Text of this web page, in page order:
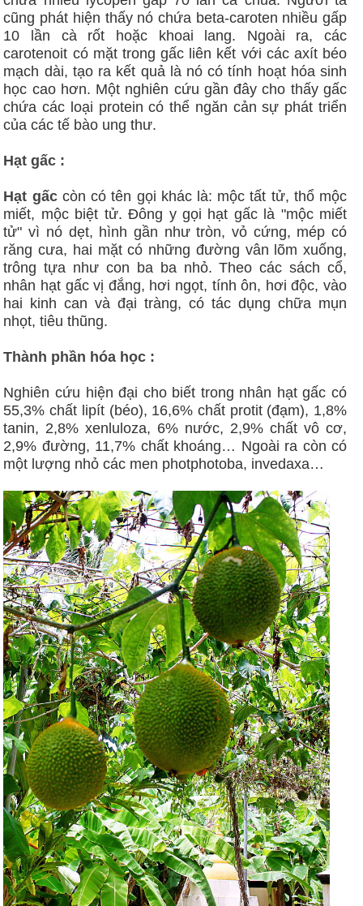
cũng phát hiện thấy nó chứa beta-caroten nhiều gấp
10 lần cà rốt hoặc khoai lang. Ngoài ra, các
carotenoit có mặt trong gấc liên kết với các axít béo
mạch dài, tạo ra kết quả là nó có tính hoạt hóa sinh
học cao hơn. Một nghiên cứu gần đây cho thấy gấc
chứa các loại protein có thể ngăn cản sự phát triển
của các tế bào ung thư.
Hạt gấc :
Hạt gấccòn có tên gọi khác là: mộc tất tử, thổ mộc
miết, mộc biệt tử. Đông y gọi hạt gấc là "mộc miết
tử" vì nó dẹt, hình gần như tròn, vỏ cứng, mép có
răng cưa, hai mặt có những đường vân lõm xuống,
trông tựa như con ba ba nhỏ. Theo các sách cổ,
nhân hạt gấc vị đắng, hơi ngọt, tính ôn, hơi độc, vào
hai kinh can và đại tràng, có tác dụng chữa mụn
nhọt, tiêu thũng.
Thành phần hóa học :
Nghiên cứu hiện đại cho biết trong nhân hạt gấc có
55,3% chất lipít (béo), 16,6% chất protit (đạm), 1,8%
tanin, 2,8% xenluloza, 6% nước, 2,9% chất vô cơ,
2,9% đường, 11,7% chất khoáng… Ngoài ra còn có
một lượng nhỏ các men photphotoba, invedaxa…